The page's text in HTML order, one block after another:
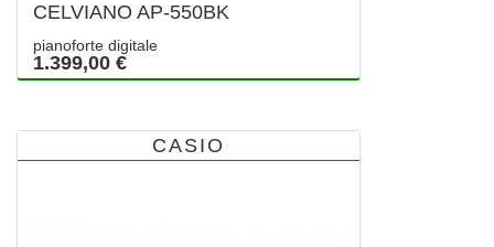
CELVIANO AP-550BK
pianoforte digitale
1.399,00 €
CASIO